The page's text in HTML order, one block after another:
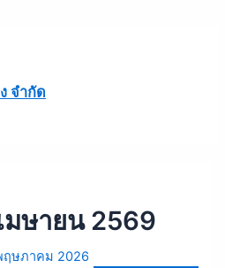
จำกัด
มษายน 2569
ฤษภาคม 2026